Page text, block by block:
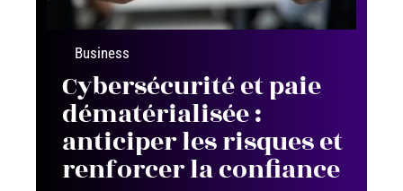
Business
Cybersécurité et paie
dématérialisée :
anticiper les risques et
renforcer la confiance